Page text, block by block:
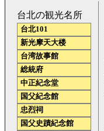
台北の観光名所
台北101
新光摩天大楼
台湾故事館
総統府
中正紀念堂
国父紀念館
忠烈祠
国父史蹟紀念館